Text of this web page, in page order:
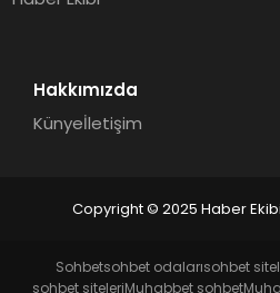
Hakkımızda
Künyeİletişim
Copyright © 2025 Haber Ekibi
Sohbetsohbet odalarısohbet
sohbet siteleriMuhabbet sohbet